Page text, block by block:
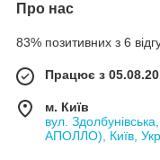
Про нас
83% позитивних з 6
Працює з
м. Київ
вул.
АПОЛЛО), Київ,